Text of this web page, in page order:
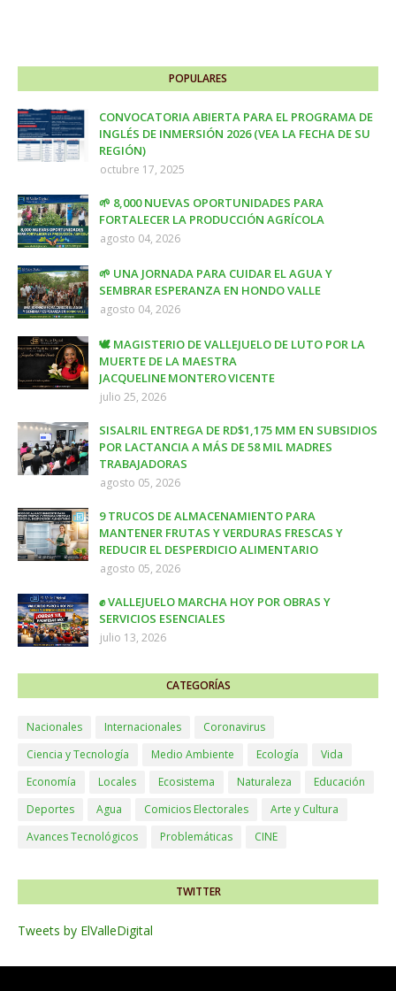
POPULARES
CONVOCATORIA ABIERTA PARA EL PROGRAMA DE
INGLÉS DE INMERSIÓN 2026 (VEA LA FECHA DE SU
REGIÓN)
octubre 17, 2025
🌱 8,000 NUEVAS OPORTUNIDADES PARA
FORTALECER LA PRODUCCIÓN AGRÍCOLA
agosto 04, 2026
🌱 UNA JORNADA PARA CUIDAR EL AGUA Y
SEMBRAR ESPERANZA EN HONDO VALLE
agosto 04, 2026
🕊️ MAGISTERIO DE VALLEJUELO DE LUTO POR LA
MUERTE DE LA MAESTRA
JACQUELINE MONTERO VICENTE
julio 25, 2026
SISALRIL ENTREGA DE RD$1,175 MM EN SUBSIDIOS
POR LACTANCIA A MÁS DE 58 MIL MADRES
TRABAJADORAS
agosto 05, 2026
9 TRUCOS DE ALMACENAMIENTO PARA
MANTENER FRUTAS Y VERDURAS FRESCAS Y
REDUCIR EL DESPERDICIO ALIMENTARIO
agosto 05, 2026
✊ VALLEJUELO MARCHA HOY POR OBRAS Y
SERVICIOS ESENCIALES
julio 13, 2026
CATEGORÍAS
Nacionales Internacionales
Coronavirus
Ciencia y Tecnología
Medio Ambiente Ecología
Vida
Economía
Locales Ecosistema Naturaleza
Educación
Deportes
Agua Comicios Electorales
Arte y Cultura
Avances Tecnológicos
Problemáticas CINE
TWITTER
Tweets by ElValleDigital